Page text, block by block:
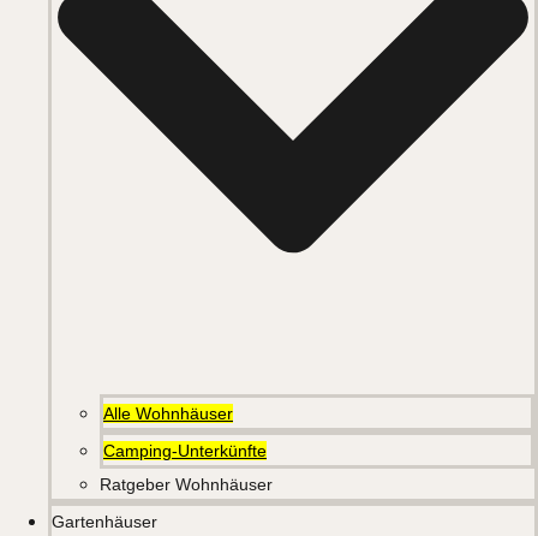
Alle Wohnhäuser
Camping-Unterkünfte
Ratgeber Wohnhäuser
Gartenhäuser